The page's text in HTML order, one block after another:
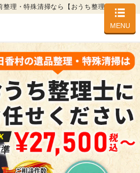
整理・特殊清掃なら【おうち整理士】
MENU